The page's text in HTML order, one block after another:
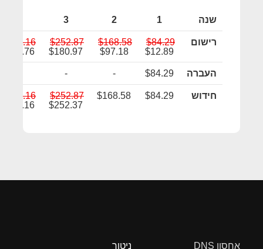
שנה 1
2
3
רישום
$84.29
$12.89
$168.58
$97.18
$252.87
$180.97
$337.16
$264.76
העברה $84.29
-
-
חידוש $84.29
$168.58
$252.87
$252.37
$337.16
$336.16
אחסון DNS ניטור